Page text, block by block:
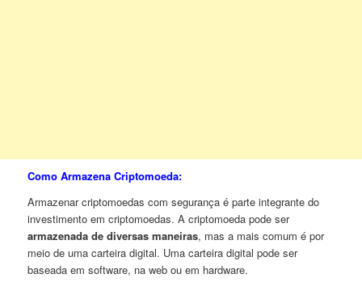
Como Armazena Criptomoeda:
Armazenar criptomoedas com segurança é parte integrante do
investimento em criptomoedas. A criptomoeda pode ser
armazenada de diversas maneiras, mas a mais comum é por
meio de uma carteira digital. Uma carteira digital pode ser
baseada em software, na web ou em hardware.